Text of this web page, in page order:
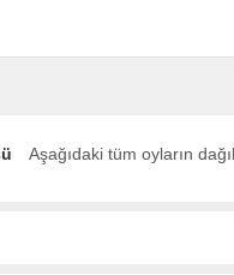
Aşağıdaki tüm oyların